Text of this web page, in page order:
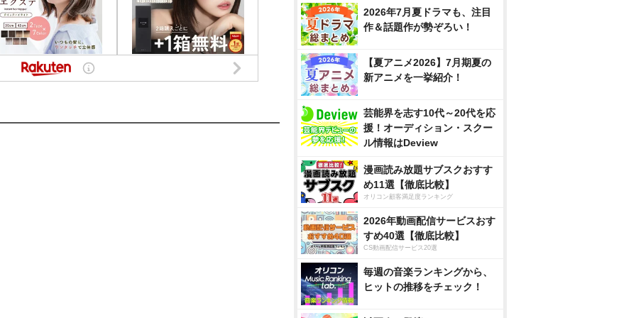
2026年7月夏ドラマも、注目
作＆話題作が勢ぞろい！
【夏アニメ2026】7月期夏の
新アニメを一挙紹介！
芸能界を志す10代～20代を応
援！オーディション・スクー
ル情報はDeview
漫画読み放題サブスクおすす
め11選【徹底比較】
オリコン顧客満足度ランキング
2026年動画配信サービスおす
すめ40選【徹底比較】
CS動画配信サービス20選
毎週の音楽ランキングから、
ヒットの推移をチェック！